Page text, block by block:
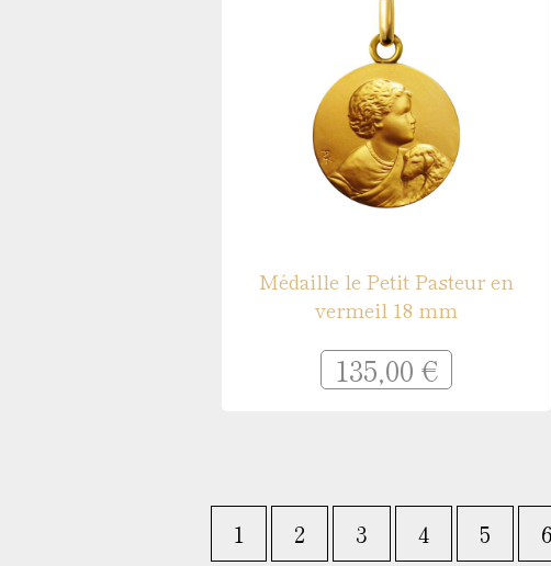
Médaille le Petit Pasteur en
vermeil 18 mm
135,00 €
1 2 3 4 5 6